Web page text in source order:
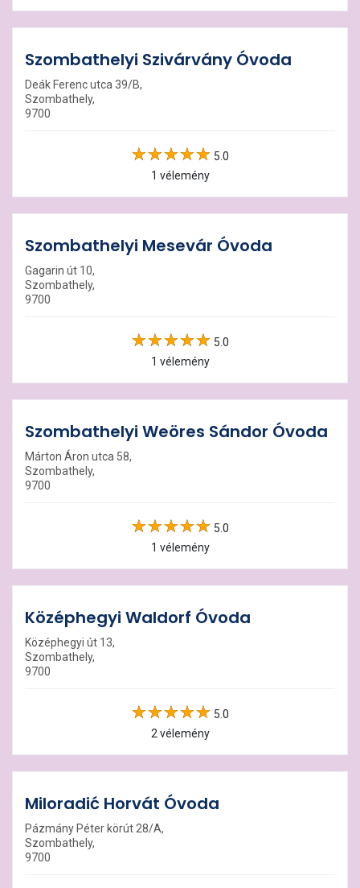
Szombathelyi Szivárvány Óvoda
Deák Ferenc utca 39/B,
Szombathely,
9700
5.0
1 vélemény
Szombathelyi Mesevár Óvoda
Gagarin út 10,
Szombathely,
9700
5.0
1 vélemény
Szombathelyi Weöres Sándor Óvoda
Márton Áron utca 58,
Szombathely,
9700
5.0
1 vélemény
Középhegyi Waldorf Óvoda
Középhegyi út 13,
Szombathely,
9700
5.0
2 vélemény
Miloradić Horvát Óvoda
Pázmány Péter körút 28/A,
Szombathely,
9700